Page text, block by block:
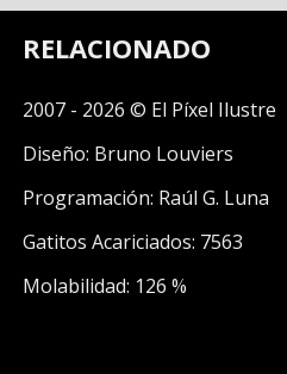
RELACIONADO
2007 - 2026 © El Píxel Ilustre
Diseño: Bruno Louviers
Programación: Raúl G. Luna
Gatitos Acariciados: 7563
Molabilidad: 126 %